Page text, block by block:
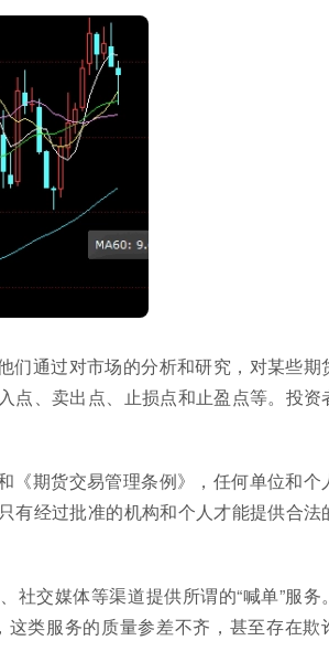
们通过对市场的分析和研究，对某些期
点、卖出点、止损点和止盈点等。投资
《期货交易管理条例》，任何单位和个
有经过批准的机构和个人才能提供合法
社交媒体等渠道提供所谓的“喊单”服务
类服务的质量参差不齐，甚至存在欺